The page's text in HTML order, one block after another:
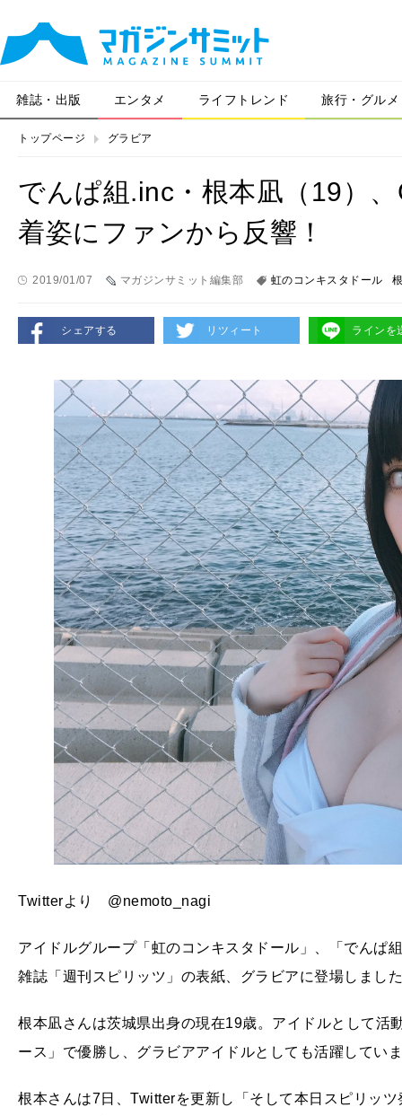
雑誌・出版 エンタメ ライフトレンド 旅行・グルメ
トップページ グラビア
でんぱ組.inc・根本凪（19）
着姿にファンから反響！
2019/01/07 マガジンサミット編集部 虹のコンキスタドール
シェアする リツィート ラインを
Twitterより @nemoto_nagi
アイドルグループ「虹のコンキスタドール」、「でんぱ
雑誌「週刊スピリッツ」の表紙、グラビアに登場しまし
根本凪さんは茨城県出身の現在19歳。アイドルとして活
ース」で優勝し、グラビアアイドルとしても活躍してい
根本さんは7日、Twitterを更新し「そして本日スピリッ